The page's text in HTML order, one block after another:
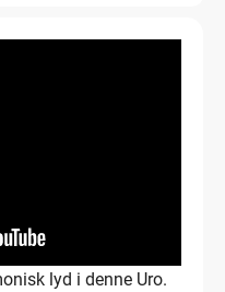
lyd i denne Uro.